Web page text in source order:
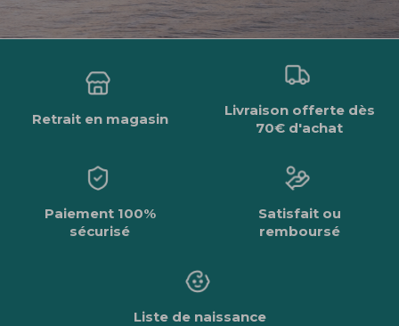
Retrait en magasin
Livraison offerte dès
70€ d'achat
Paiement 100%
sécurisé
Satisfait ou
remboursé
Liste de naissance